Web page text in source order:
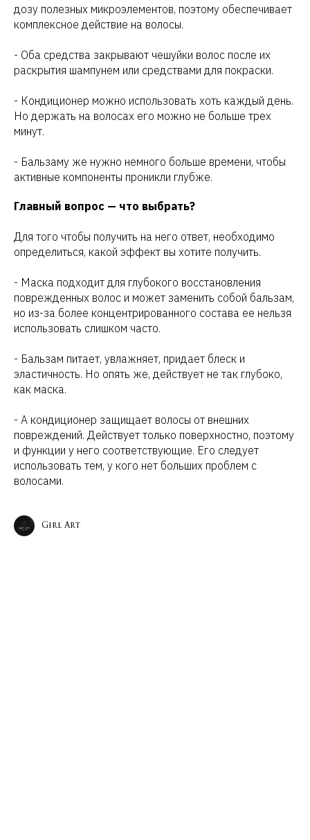
дозу полезных микроэлементов, поэтому обеспечивает
комплексное действие на волосы.
- Оба средства закрывают чешуйки волос после их
раскрытия шампунем или средствами для покраски.
- Кондиционер можно использовать хоть каждый день.
Но держать на волосах его можно не больше трех
минут.
- Бальзаму же нужно немного больше времени, чтобы
активные компоненты проникли глубже.
Главный вопрос — что выбрать?
Для того чтобы получить на него ответ, необходимо
определиться, какой эффект вы хотите получить.
- Маска подходит для глубокого восстановления
поврежденных волос и может заменить собой бальзам,
но из-за более концентрированного состава ее нельзя
использовать слишком часто.
- Бальзам питает, увлажняет, придает блеск и
эластичность. Но опять же, действует не так глубоко,
как маска.
- А кондиционер защищает волосы от внешних
повреждений. Действует только поверхностно, поэтому
и функции у него соответствующие. Его следует
использовать тем, у кого нет больших проблем с
волосами.
Girl Art
Услуги
Отзывы
Получить консультацию
Политика конфиденциальности
Разработка сайта
сом ной
Связаться